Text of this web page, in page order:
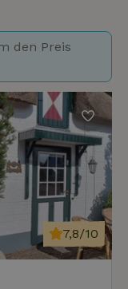
den Preis
7,8/10